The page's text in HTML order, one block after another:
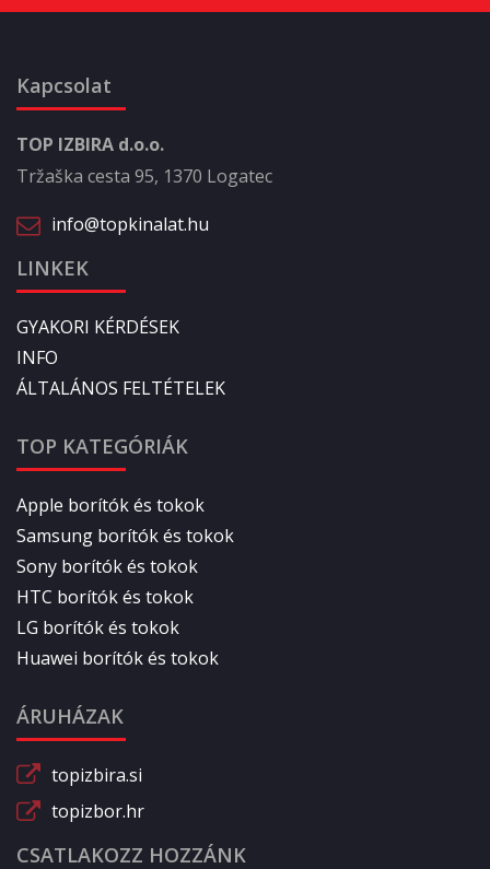
Kapcsolat
TOP IZBIRA d.o.o.
Tržaška cesta 95, 1370 Logatec
info@topkinalat.hu
LINKEK
GYAKORI KÉRDÉSEK
INFO
ÁLTALÁNOS FELTÉTELEK
TOP KATEGÓRIÁK
Apple borítók és tokok
Samsung borítók és tokok
Sony borítók és tokok
HTC borítók és tokok
LG borítók és tokok
Huawei borítók és tokok
ÁRUHÁZAK
topizbira.si
topizbor.hr
CSATLAKOZZ HOZZÁNK